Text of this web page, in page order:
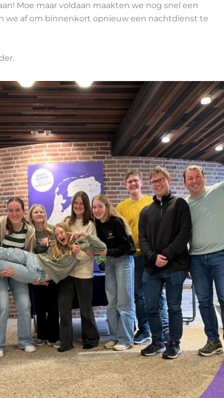
Moe maar voldaan maakten we nog snel een
we af om binnenkort opnieuw een nachtdienst te